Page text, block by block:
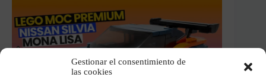
Gestionar el consentimiento de
las cookies